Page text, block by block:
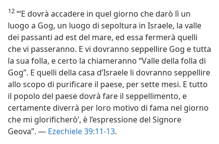
12 “‘E dovrà accadere in quel giorno che darò lì un
luogo a Gog, un luogo di sepoltura in Israele, la valle
dei passanti ad est del mare, ed essa fermerà quelli
che vi passeranno. E vi dovranno seppellire Gog e tutta
la sua folla, e certo la chiameranno “Valle della folla di
Gog”. E quelli della casa d’Israele li dovranno seppellire
allo scopo di purificare il paese, per sette mesi. E tutto
il popolo del paese dovrà fare il seppellimento, e
certamente diverrà per loro motivo di fama nel giorno
che mi glorificherò’, è l’espressione del Signore
Geova”. — Ezechiele 39:11-13.